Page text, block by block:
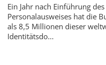
Ein Jahr nach Einführung
Personalausweises hat die
als 8,5 Millionen dieser
Identitätsdo...